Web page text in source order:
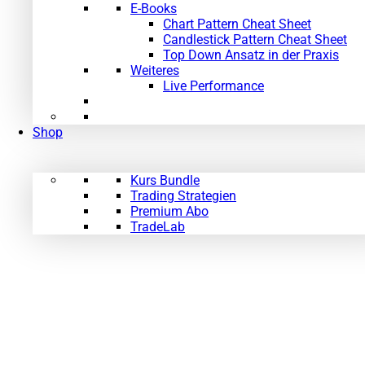
E-Books
Chart Pattern Cheat Sheet
Candlestick Pattern Cheat Sheet
Top Down Ansatz in der Praxis
Weiteres
Live Performance
Shop
Kurs Bundle
Trading Strategien
Premium Abo
TradeLab